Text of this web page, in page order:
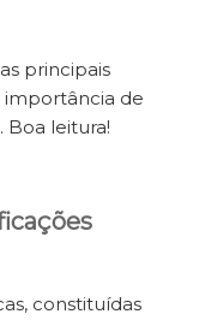
principais
importância de
Boa leitura!
constituídas